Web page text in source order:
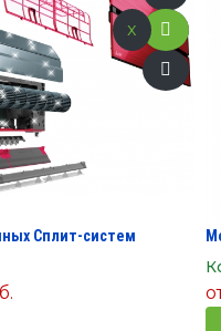
Сплит-систем
x